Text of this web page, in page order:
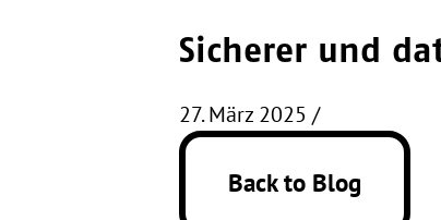
Sicherer und
27. März 2025 /
Back to Blog